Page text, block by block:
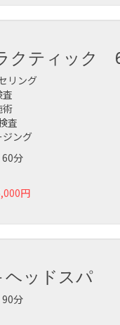
クティック
リング
査
術
査
ジング
分
円
ヘッドスパ
分